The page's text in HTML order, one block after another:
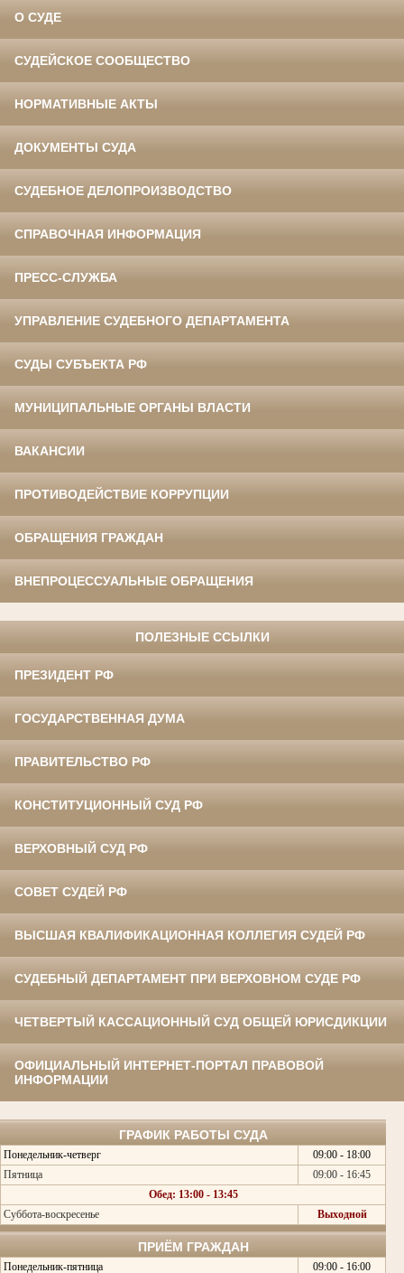
О СУДЕ
СУДЕЙСКОЕ СООБЩЕСТВО
НОРМАТИВНЫЕ АКТЫ
ДОКУМЕНТЫ СУДА
СУДЕБНОЕ ДЕЛОПРОИЗВОДСТВО
СПРАВОЧНАЯ ИНФОРМАЦИЯ
ПРЕСС-СЛУЖБА
УПРАВЛЕНИЕ СУДЕБНОГО ДЕПАРТАМЕНТА
СУДЫ СУБЪЕКТА РФ
МУНИЦИПАЛЬНЫЕ ОРГАНЫ ВЛАСТИ
ВАКАНСИИ
ПРОТИВОДЕЙСТВИЕ КОРРУПЦИИ
ОБРАЩЕНИЯ ГРАЖДАН
ВНЕПРОЦЕССУАЛЬНЫЕ ОБРАЩЕНИЯ
ПОЛЕЗНЫЕ ССЫЛКИ
ПРЕЗИДЕНТ РФ
ГОСУДАРСТВЕННАЯ ДУМА
ПРАВИТЕЛЬСТВО РФ
КОНСТИТУЦИОННЫЙ СУД РФ
ВЕРХОВНЫЙ СУД РФ
СОВЕТ СУДЕЙ РФ
ВЫСШАЯ КВАЛИФИКАЦИОННАЯ КОЛЛЕГИЯ СУДЕЙ РФ
СУДЕБНЫЙ ДЕПАРТАМЕНТ ПРИ ВЕРХОВНОМ СУДЕ РФ
ЧЕТВЕРТЫЙ КАССАЦИОННЫЙ СУД ОБЩЕЙ ЮРИСДИКЦИИ
ОФИЦИАЛЬНЫЙ ИНТЕРНЕТ-ПОРТАЛ ПРАВОВОЙ
ИНФОРМАЦИИ
ГРАФИК РАБОТЫ СУДА
Понедельник-четверг
09:00 - 18:00
Пятница
09:00 - 16:45
Обед: 13:00 - 13:45
Суббота-воскресенье
Выходной
ПРИЁМ ГРАЖДАН
Понедельник-пятница 09:00 - 16:00